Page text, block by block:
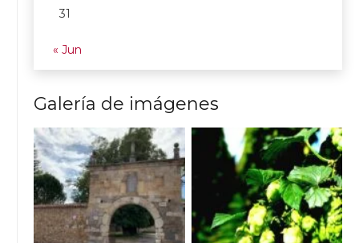
31
« Jun
Galería de imágenes